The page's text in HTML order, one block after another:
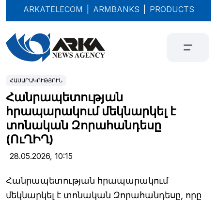
ARKATELECOM ARMBANKS PRODUCTS
ՀԱՍԱՐԱԿՈՒԹՅՈՒՆ
Հանրապետության
հրապարակում մեկնարկել է
տոնական Զորահանդեսը
(ՈւՂԻՂ)
28.05.2026, 10:15
Հանրապետության հրապարակում
մեկնարկել է տոնական Զորահանդեսը, որը